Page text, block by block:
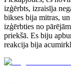
izģērbts, izraisīja
bikses bija mitras,
izģērbties no
priekšā. Es biju
reakcija bija